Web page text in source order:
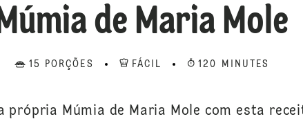
de Maria Mole
15 PORÇÕES FÁCIL 120 MINUTES
própria Múmia de Maria Mole com esta